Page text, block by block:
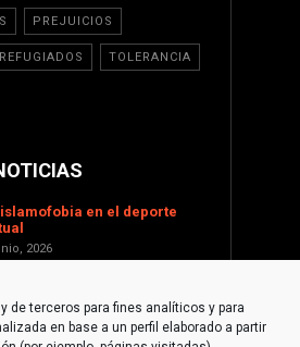
de terceros para fines analíticos y para
en base a un perfil elaborado a partir
PREJUICIOS
REFUGIADOS TOLERANCIA
islamofobia en el deporte
2026
2026
a Palestina desde la